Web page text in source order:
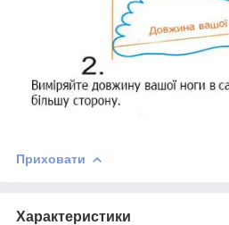
Приховати
Характеристики